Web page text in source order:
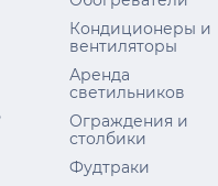
Кондиционеры и
вентиляторы
Аренда
светильников
Ограждения и
столбики
Фудтраки